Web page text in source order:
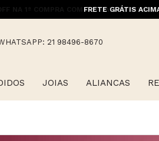
FRETE GRÁTIS
21 98496-8670
JOIAS ALIANCAS